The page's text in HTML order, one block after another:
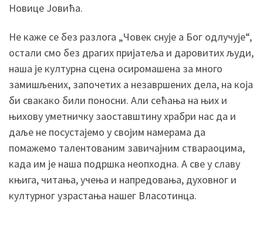
Новице Јовића.
Не каже се без разлога „Човек снује а Бог одлучује“,
остали смо без драгих пријатеља и даровитих људи,
наша је културна сцена осиромашена за много
замишљених, започетих а незавршених дела, на која
би свакако били поносни. Али сећања на њих и
њихову уметничку заоставштину храбри нас да и
даље не посустајемо у својим намерама да
помажемо талентованим завичајним ствараоцима,
када им је наша подршка неопходна. А све у славу
књига, читања, учења и напредовања, духовног и
културног узрастања нашег Власотинца.